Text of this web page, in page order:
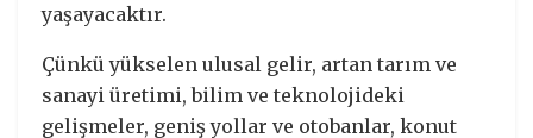
yaşayacaktır.
Çünkü yükselen ulusal gelir, artan tarım ve
sanayi üretimi, bilim ve teknolojideki
gelişmeler, geniş yollar ve otobanlar, konut